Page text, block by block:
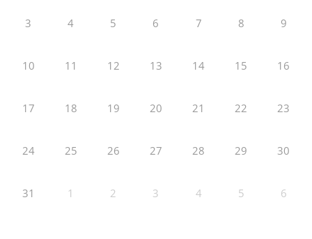
3 4 5 6 7 8 9
10 11 12 13 14 15 16
17 18 19 20 21 22 23
24 25 26 27 28 29 30
31 1 2 3 4 5 6